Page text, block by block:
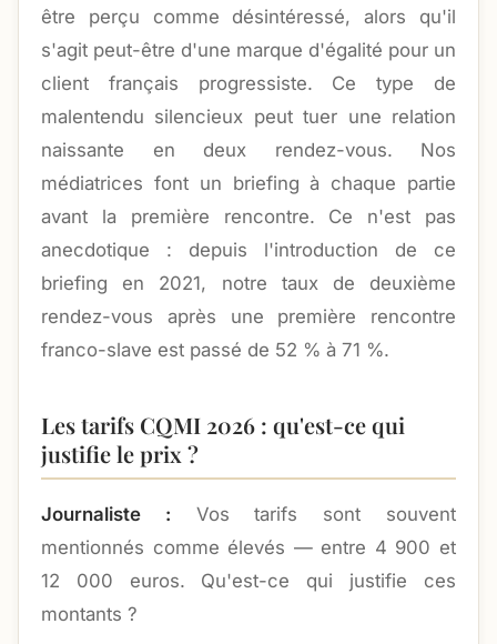
être perçu comme désintéressé, alors qu'il
s'agit peut-être d'une marque d'égalité pour un
client français progressiste. Ce type de
malentendu silencieux peut tuer une relation
naissante en deux rendez-vous. Nos
médiatrices font un briefing à chaque partie
avant la première rencontre. Ce n'est pas
anecdotique : depuis l'introduction de ce
briefing en 2021, notre taux de deuxième
rendez-vous après une première rencontre
franco-slave est passé de 52 % à 71 %.
Les tarifs CQMI 2026 : qu'est-ce qui
justifie le prix ?
Journaliste : Vos tarifs sont souvent
mentionnés comme élevés — entre 4 900 et
12 000 euros. Qu'est-ce qui justifie ces
montants ?